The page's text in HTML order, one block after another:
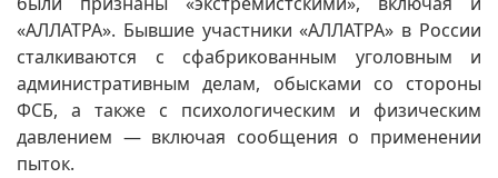
«АЛЛАТРА». Бывшие участники «АЛЛАТРА» в России
сталкиваются с сфабрикованным уголовным и
административным делам, обысками со стороны
ФСБ, а также с психологическим и физическим
давлением — включая сообщения о применении
пыток.